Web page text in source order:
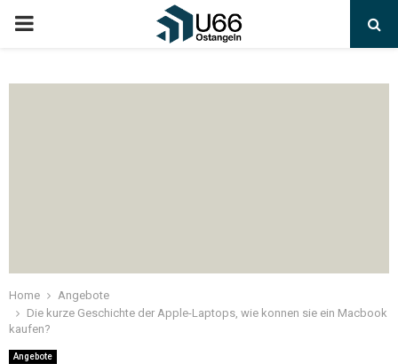
Home
Angebote
Die kurze Geschichte der Apple-Laptops, wie konnen sie ein Macbook
kaufen?
Angebote